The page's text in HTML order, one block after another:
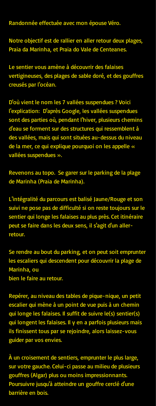
Randonnée effectuée avec mon épouse Véro.
Notre objectif est de rallier en aller retour deux plages,
Praia da Marinha, et Praia do Vale de Centeanes.
Le sentier vous amène à découvrir des falaises
vertigineuses, des plages de sable doré, et des gouffres
creusés par l'océan.
D'où vient le nom les 7 vallées suspendues ? Voici
l'explication:  D'après Google, les vallées suspendues
sont des parties où, pendant l'hiver, plusieurs chemins
d'eau se forment sur des structures qui ressemblent à
des vallées, mais qui sont situées au-dessus du niveau
de la mer, ce qui explique pourquoi on les appelle «
vallées suspendues ».
Revenons au topo.  Se garer sur le parking de la plage
de Marinha (Praia de Marinha).
L'intégralité du parcours est balisé Jaune/Rouge et son
suivi ne pose pas de difficulté si on reste toujours sur le
sentier qui longe les falaises au plus près. Cet itinéraire
peut se faire dans les deux sens, il s'agit d'un aller-
retour.
Se rendre au bout du parking, et on peut soit emprunter
les escaliers qui descendent pour découvrir la plage de
Marinha, ou
bien le faire au retour.
Repérer, au niveau des tables de pique-nique, un petit
escalier qui mène à un point de vue puis à un chemin
qui longe les falaises. Il suffit de suivre le(s) sentier(s)
qui longent les falaises. Il y en a parfois plusieurs mais
ils finissent tous par se rejoindre, alors laissez-vous
guider par vos envies.
À un croisement de sentiers, emprunter le plus large,
sur votre gauche. Celui-ci passe au milieu de plusieurs
gouffres (Algar) plus ou moins impressionnants.
Poursuivre jusqu'à atteindre un gouffre cerclé d'une
barrière en bois.